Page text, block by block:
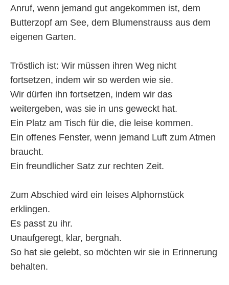
Anruf, wenn jemand gut angekommen ist, dem
Butterzopf am See, dem Blumenstrauss aus dem
eigenen Garten.
Tröstlich ist: Wir müssen ihren Weg nicht
fortsetzen, indem wir so werden wie sie.
Wir dürfen ihn fortsetzen, indem wir das
weitergeben, was sie in uns geweckt hat.
Ein Platz am Tisch für die, die leise kommen.
Ein offenes Fenster, wenn jemand Luft zum Atmen
braucht.
Ein freundlicher Satz zur rechten Zeit.
Zum Abschied wird ein leises Alphornstück
erklingen.
Es passt zu ihr.
Unaufgeregt, klar, bergnah.
So hat sie gelebt, so möchten wir sie in Erinnerung
behalten.